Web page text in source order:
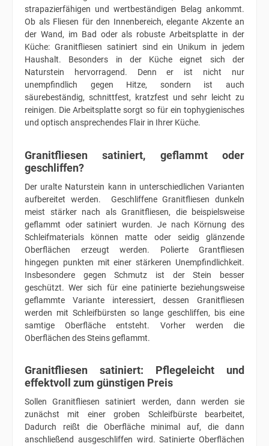
strapazierfähigen und wertbeständigen Belag ankommt.
Ob als Fliesen für den Innenbereich, elegante Akzente an
der Wand, im Bad oder als robuste Arbeitsplatte in der
Küche: Granitfliesen satiniert sind ein Unikum in jedem
Haushalt. Besonders in der Küche eignet sich der
Naturstein hervorragend. Denn er ist nicht nur
unempfindlich gegen Hitze, sondern ist auch
säurebeständig, schnittfest, kratzfest und sehr leicht zu
reinigen. Die Arbeitsplatte sorgt so für ein tophygienisches
und optisch ansprechendes Flair in Ihrer Küche.
Granitfliesen satiniert, geflammt oder
geschliffen?
Der uralte Naturstein kann in unterschiedlichen Varianten
aufbereitet werden. Geschliffene Granitfliesen dunkeln
meist stärker nach als Granitfliesen, die beispielsweise
geflammt oder satiniert wurden. Je nach Körnung des
Schleifmaterials können matte oder seidig glänzende
Oberflächen erzeugt werden. Polierte Grantfliesen
hingegen punkten mit einer stärkeren Unempfindlichkeit.
Insbesondere gegen Schmutz ist der Stein besser
geschützt. Wer sich für eine patinierte beziehungsweise
geflammte Variante interessiert, dessen Granitfliesen
werden mit Schleifbürsten so lange geschliffen, bis eine
samtige Oberfläche entsteht. Vorher werden die
Oberflächen des Steins geflammt.
Granitfliesen satiniert: Pflegeleicht und
effektvoll zum günstigen Preis
Sollen Granitfliesen satiniert werden, dann werden sie
zunächst mit einer groben Schleifbürste bearbeitet,
Dadurch reißt die Oberfläche minimal auf, die dann
anschließend ausgeschliffen wird. Satinierte Oberflächen